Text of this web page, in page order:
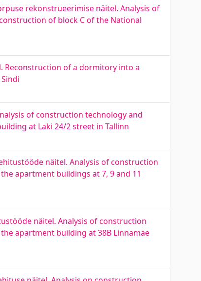
rekonstrueerimise näitel. Analysis of
of block C of the National
Reconstruction of a dormitory into a
of construction technology and
at Laki 24/2 street in Tallinn
näitel. Analysis of construction
apartment buildings at 7, 9 and 11
näitel. Analysis of construction
apartment building at 38B Linnamäe